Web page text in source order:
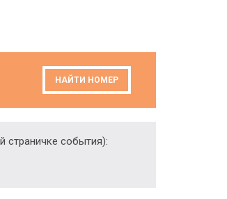
НАЙТИ НОМЕР
события):